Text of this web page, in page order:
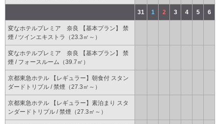
31 1 2 3 4 5 6
変なホテルプレミア 奈良 【基本プラン】 禁
煙 / ツインエキストラ（23.3㎡～）
変なホテルプレミア 奈良 【基本プラン】 禁
煙 / フォースルーム（39.7㎡）
京都東急ホテル 【レギュラー】朝食付 スタン
ダードトリプル / 禁煙（27.3㎡～）
京都東急ホテル 【レギュラー】素泊まり スタ
ンダードトリプル / 禁煙（27.3㎡～）